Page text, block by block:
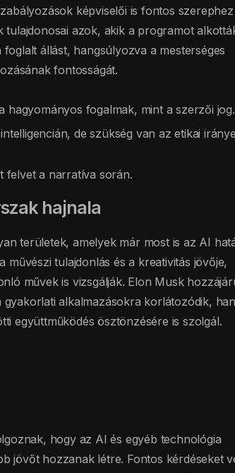
képviselői is fontos
azok, akik a programot
állást, hangsúlyozva a mesterséges
fontosságát.
hagyományos fogalmak, mint a szerzői jog.
de szükség van az etikai
felvet a narratíva során.
hajnala
területek, amelyek már most is az AI
tulajdonlás és a kreativitás jövője,
művek is vizsgálják. Elon Musk
alkalmazásokra korlátozódik,
együttműködés ösztönzésére is szolgál.
hogy az AI és egyéb technológia
jövőt hozzanak létre. Fontos kérdéseket